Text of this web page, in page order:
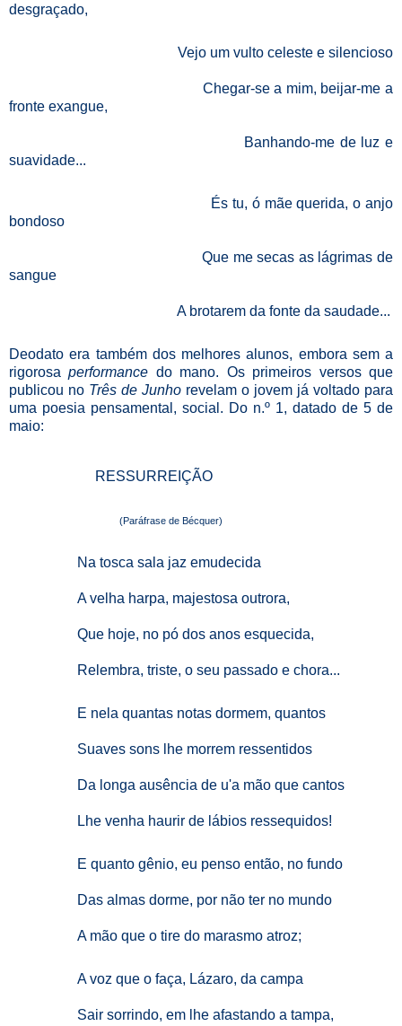
desgraçado,
Vejo um vulto celeste e silencioso
Chegar-se a mim, beijar-me a
fronte exangue,
Banhando-me de luz e
suavidade...
És tu, ó mãe querida, o anjo
bondoso
Que me secas as lágrimas de
sangue
A brotarem da fonte da saudade...
Deodato era também dos melhores alunos, embora sem a
rigorosaperformance do mano. Os primeiros versos que
publicou no Três de Junho revelam o jovem já voltado para
uma poesia pensamental, social. Do n.º 1, datado de 5 de
maio:
RESSURREIÇÃO
(Paráfrase de Bécquer)
Na tosca sala jaz emudecida
A velha harpa, majestosa outrora,
Que hoje, no pó dos anos esquecida,
Relembra, triste, o seu passado e chora...
E nela quantas notas dormem, quantos
Suaves sons lhe morrem ressentidos
Da longa ausência de u'a mão que cantos
Lhe venha haurir de lábios ressequidos!
E quanto gênio, eu penso então, no fundo
Das almas dorme, por não ter no mundo
A mão que o tire do marasmo atroz;
A voz que o faça, Lázaro, da campa
Sair sorrindo, em lhe afastando a tampa,